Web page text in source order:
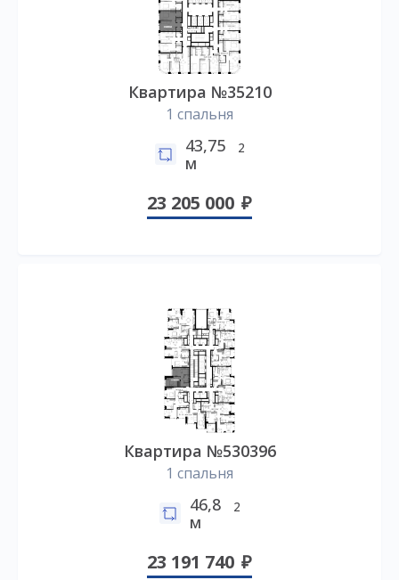
Квартира №35210
1 спальня
43,75
м
2
23 205 000
Квартира №530396
1 спальня
46,8
м
2
23 191 740